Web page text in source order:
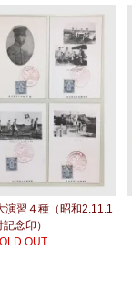
演習４種（昭和2.11.1
記念印）
OUT